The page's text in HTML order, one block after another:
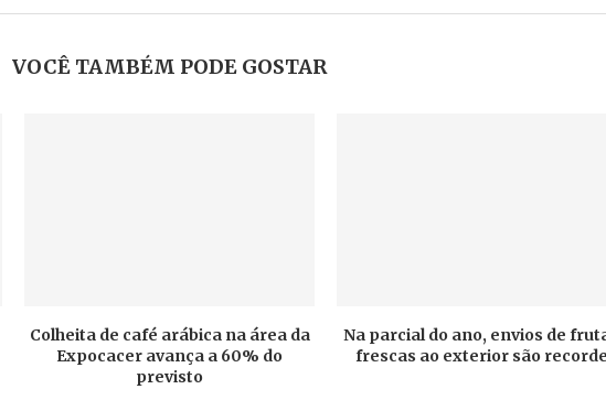
VOCÊ TAMBÉM PODE GOSTAR
Colheita de café arábica na área da
Expocacer avança a 60% do
previsto
Na parcial do ano, envios de
frescas ao exterior são